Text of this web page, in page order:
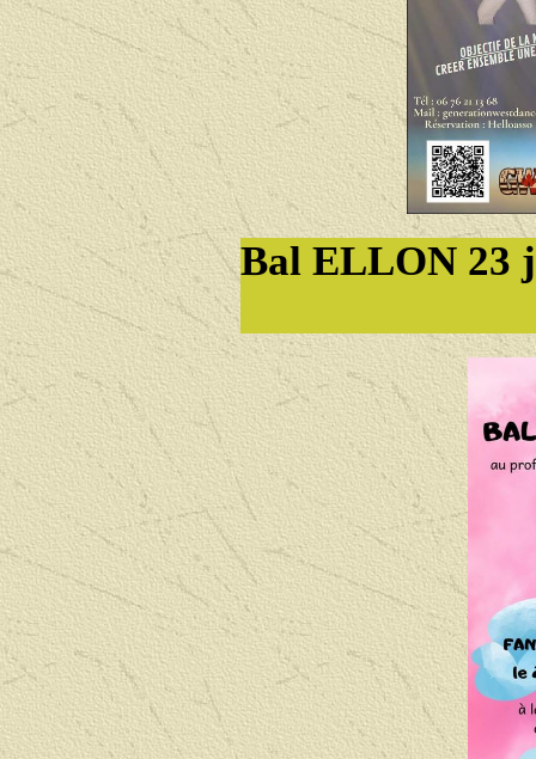
Bal ELLON 23